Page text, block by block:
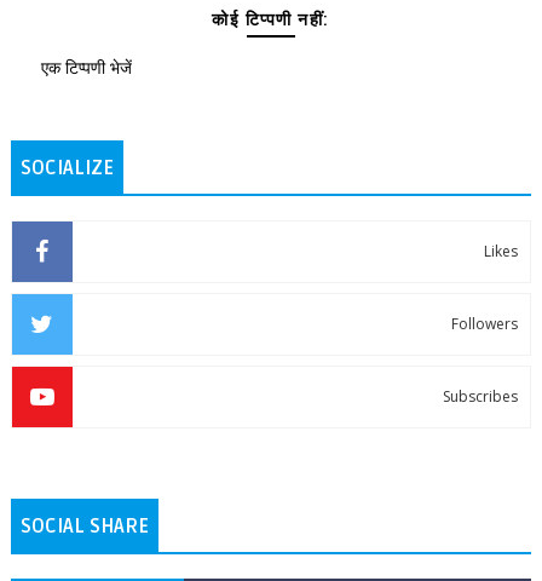
कोई टिप्पणी नहीं:
एक टिप्पणी भेजें
SOCIALIZE
Likes
Followers
Subscribes
SOCIAL SHARE